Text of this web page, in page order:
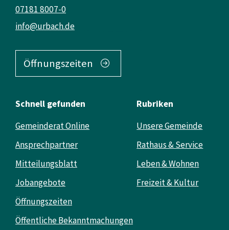
info@urbach.de
07181 8007-0
Öffnungszeiten
Schnell gefunden
Gemeinderat Online
Ansprechpartner
Mitteilungsblatt
Jobangebote
Öffnungszeiten
Öffentliche Bekanntmachungen
Rubriken
Unsere Gemeinde
Rathaus & Service
Leben & Wohnen
Freizeit & Kultur